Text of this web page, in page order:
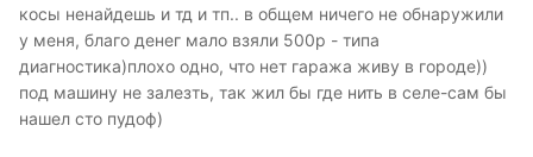
косы ненайдешь и тд и тп.. в общем ничего не обнаружили
у меня, благо денег мало взяли 500р - типа
диагностика)плохо одно, что нет гаража живу в городе))
под машину не залезть, так жил бы где нить в селе-сам бы
нашел сто пудоф)